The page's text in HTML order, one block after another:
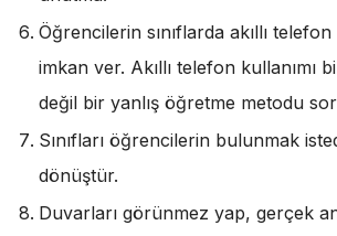
Öğrencilerin sınıflarda akıllı
imkan ver. Akıllı telefon kullanımı
değil bir yanlış öğretme metodu
Sınıfları öğrencilerin bulunmak
dönüştür.
Duvarları görünmez yap, gerçek